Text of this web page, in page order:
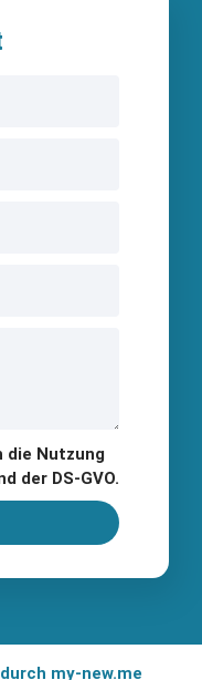
die Nutzung
der DS-GVO.
my-new.me